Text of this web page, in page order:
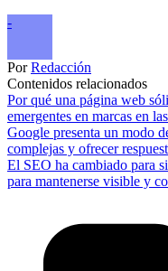
-
PorRedacción
Contenidos relacionados
Por qué una página web
emergentes en marcas en
Google presenta un modo
complejas y ofrecer
El SEO ha cambiado para
para mantenerse visible y